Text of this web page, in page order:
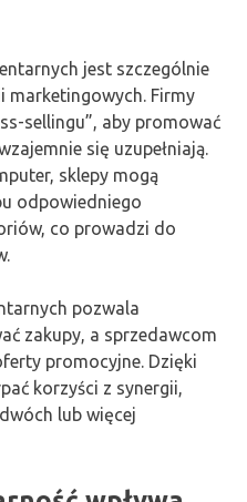
jest szczególnie
marketingowych. Firmy
sellingu”, aby promować
się uzupełniają.
sklepy mogą
odpowiedniego
co prowadzi do
pozwala
zakupy, a sprzedawcom
promocyjne. Dzięki
korzyści z synergii,
lub więcej